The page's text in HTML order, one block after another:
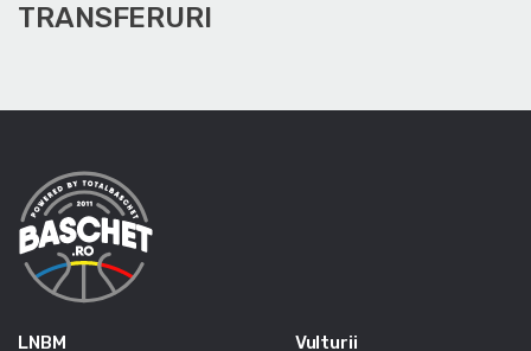
TRANSFERURI
LNBM Vulturii